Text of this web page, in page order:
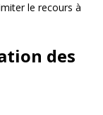
le recours à
des